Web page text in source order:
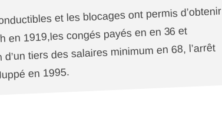
et les blocages ont permis d’obtenir
en 1919,les congés payés en en 36 et
tiers des salaires minimum en 68, l’arrêt
en 1995.